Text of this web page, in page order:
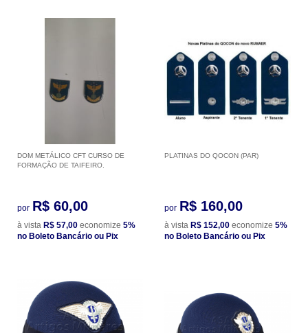
DOM METÁLICO CFT CURSO DE
FORMAÇÃO DE TAIFEIRO.
por R$ 60,00
à vista R$ 57,00 economize 5%
no Boleto Bancário ou Pix
PLATINAS DO QOCON (PAR)
por R$ 160,00
à vista R$ 152,00 economize 5%
no Boleto Bancário ou Pix